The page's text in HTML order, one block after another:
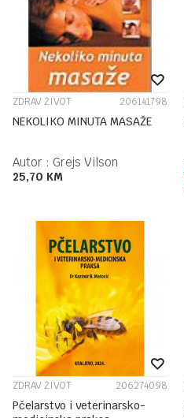
ZDRAV ŽIVOT 206141798
NEKOLIKO MINUTA MASAŽE
Autor : Grejs Vilson
25,70 KM
ZDRAV ŽIVOT 206274098
Pčelarstvo i veterinarsko-